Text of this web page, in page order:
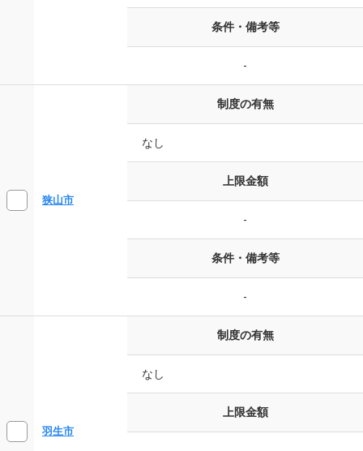
条件・備考等
-
狭山市
制度の有無
なし
上限金額
-
条件・備考等
-
羽生市
制度の有無
なし
上限金額